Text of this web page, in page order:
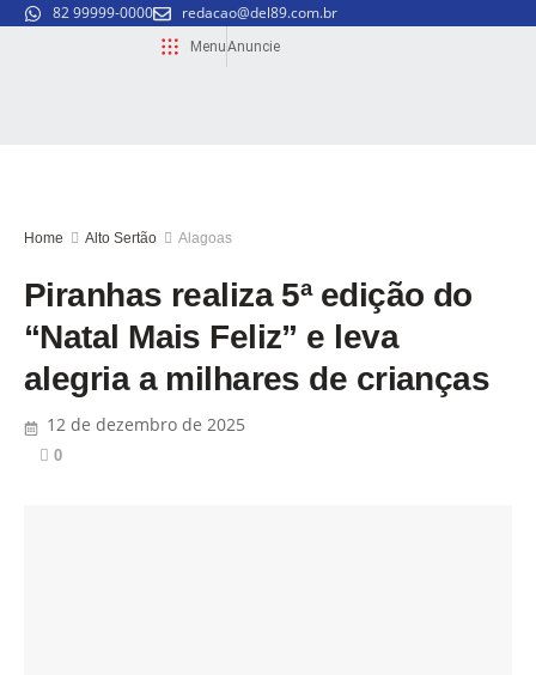
82 99999-0000 redacao@del89.com.br
MenuAnuncie
Home Alto Sertão Alagoas
Piranhas realiza 5ª edição do
“Natal Mais Feliz” e leva
alegria a milhares de crianças
12 de dezembro de 2025
0